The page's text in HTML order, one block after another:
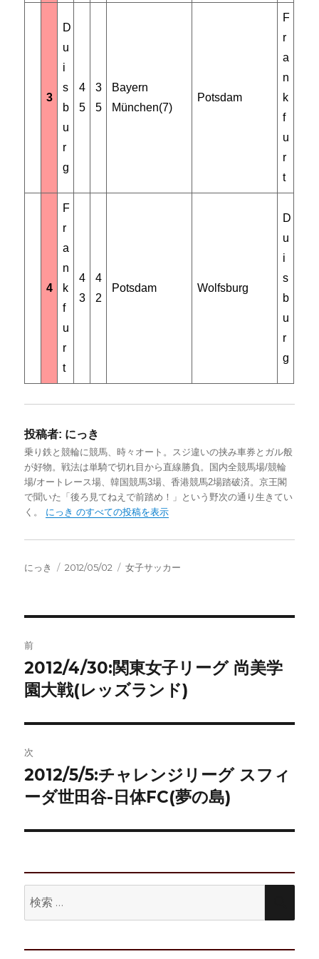
3
D
u
i
s
b
u
r
g
4
5
3
5
Bayern
München(7)
Potsdam
F
r
a
n
k
f
u
r
t
4
F
r
a
n
k
f
u
r
t
4
3
4
2
Potsdam Wolfsburg
D
u
i
s
b
u
r
g
投稿者: にっき
乗り鉄と競輪に競馬、時々オート。スジ違いの挟み車券とガル般
が好物。戦法は単騎で切れ目から直線勝負。国内全競馬場/競輪
場/オートレース場、韓国競馬3場、香港競馬2場踏破済。京王閣
で聞いた「後ろ見てねえで前踏め！」という野次の通り生きてい
く。 にっき のすべての投稿を表示
投
にっき
投
2012/05/02
カ
女子サッカー
稿
ナ
ビ
ゲ
ー
ン
前
前
の
稿:
2012/4/30:関東女子リーグ 尚美学
園大戦(レッズランド)
次
次
の
稿:
2012/5/5:チャレンジリーグ スフィ
ーダ世田谷-日体FC(夢の島)
索